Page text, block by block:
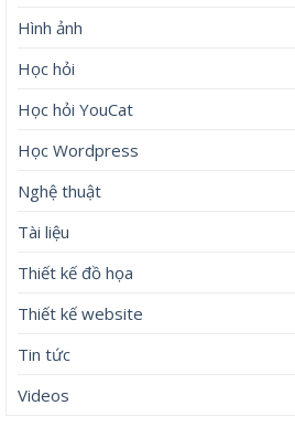
Hình ảnh
Học hỏi
Học hỏi YouCat
Học Wordpress
Nghệ thuật
Tài liệu
Thiết kế đồ họa
Thiết kế website
Tin tức
Videos